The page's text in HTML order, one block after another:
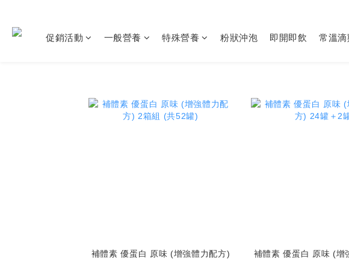
促銷活動 一般營養 特殊營養 粉狀沖泡 即開即飲 常溫滴
補體素 優蛋白 原味 (增強體力配方)
補體素 優蛋白 原味 (增